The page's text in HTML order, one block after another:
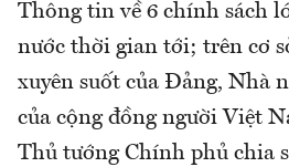
Thông tin về 6 chính sách
nước thời gian tới; trên cơ
xuyên suốt của Đảng, Nhà
của cộng đồng người Việt
Thủ tướng Chính phủ chia